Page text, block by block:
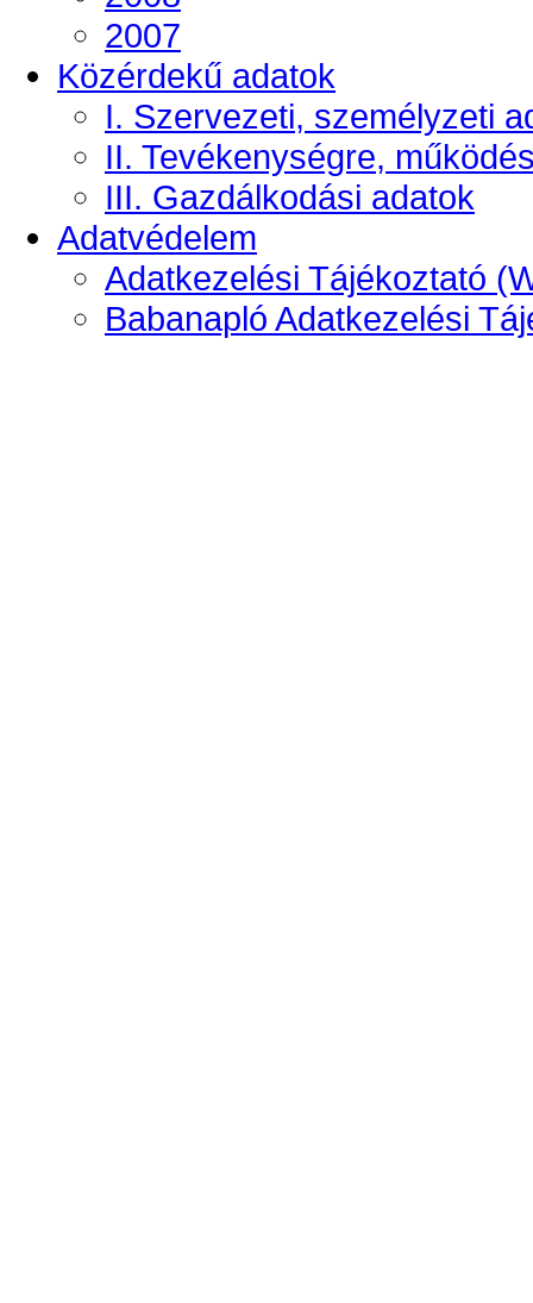
2007
Közérdekű adatok
I. Szervezeti, személyzeti
II. Tevékenységre,
III. Gazdálkodási adatok
Adatvédelem
Adatkezelési Tájékoztató
Babanapló Adatkezelési